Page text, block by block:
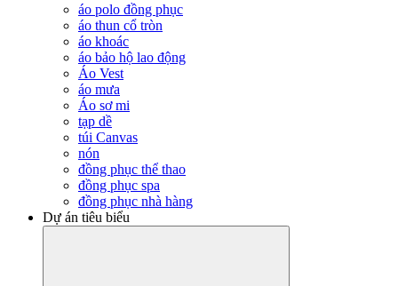
áo polo đồng phục
áo thun cổ tròn
áo khoác
áo bảo hộ lao động
Áo Vest
áo mưa
Áo sơ mi
tạp dề
túi Canvas
nón
đồng phục thể thao
đồng phục spa
đồng phục nhà hàng
Dự án tiêu biểu